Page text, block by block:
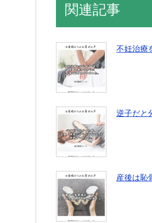
関連記事
不妊治療
逆子だと
産後は恥